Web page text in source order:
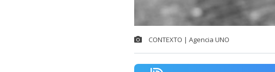
CONTEXTO | Agencia UNO